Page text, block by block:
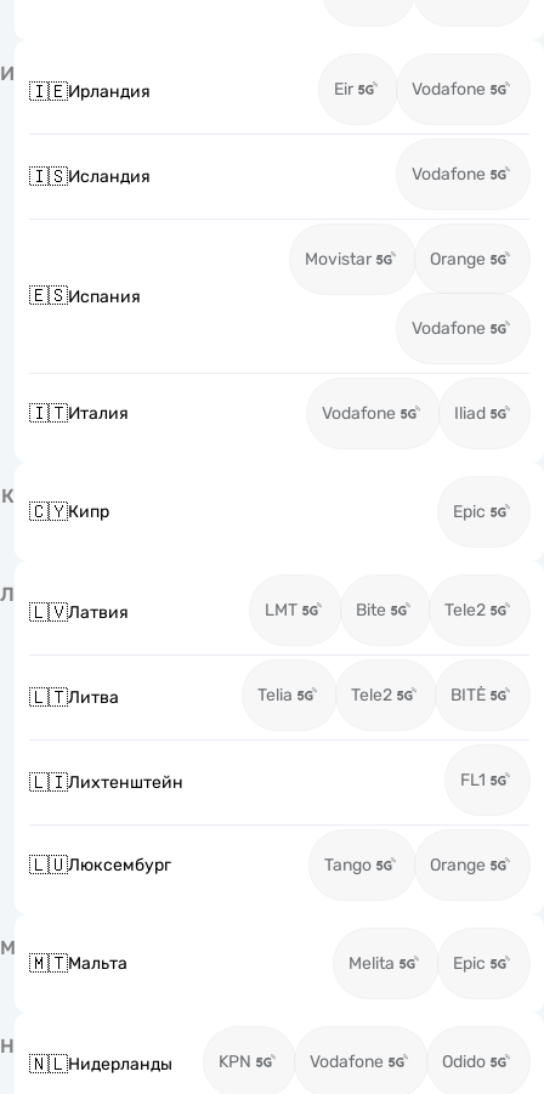
И
🇮🇪Ирландия Eir Vodafone
🇮🇸Исландия Vodafone
🇪🇸Испания
Movistar Orange
Vodafone
🇮🇹Италия Vodafone Iliad
К
🇨🇾Кипр Epic
Л
🇱🇻Латвия LMT Bite Tele2
🇱🇹Литва Telia Tele2 BITĖ
🇱🇮Лихтенштейн FL1
🇱🇺Люксембург Tango Orange
М
🇲🇹Мальта Melita Epic
Н
🇳🇱Нидерланды KPN Vodafone Odido